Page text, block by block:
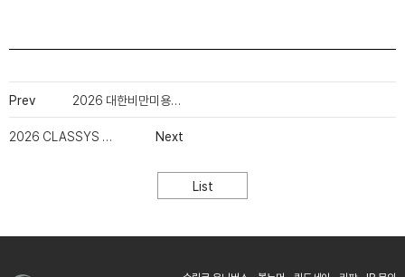
Prev 2026 대한비만미용학회 춘계학술대회 (KOAT)
2026 CLASSYS ACEDEMY in SEOUL Next
List